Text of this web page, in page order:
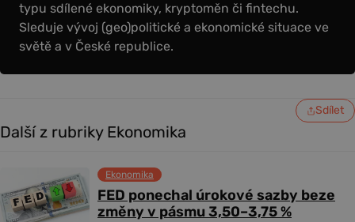
typu sdílené ekonomiky, kryptoměn či fintechu.
Sleduje vývoj (geo)politické a ekonomické situace ve
světě a v České republice.
Sdílet
Další z rubriky Ekonomika
FED ponechal úrokové sazby beze
změny v pásmu 3,50–3,75 %
Ekonomika